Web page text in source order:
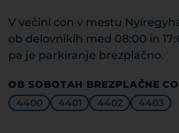
V večini con v mestu
ob delovnikih med 08:00 in
pa je parkiranje brezplačno.
OB SOBOTAH BREZPLAČNE
4400
4401 4402 4403